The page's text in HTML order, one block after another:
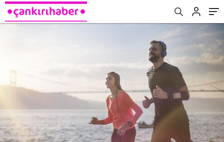
yarısı kadar egzersiz yapmaları yetiyor
durum..